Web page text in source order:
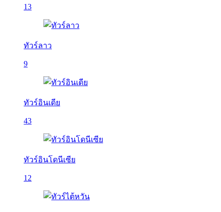
13
ทัวร์ลาว
9
ทัวร์อินเดีย
43
ทัวร์อินโดนีเซีย
12